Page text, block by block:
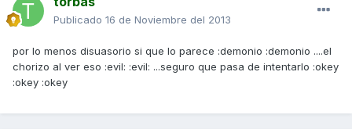
Publicado 16 de Noviembre del 2013
por lo menos disuasorio si que lo parece :demonio :demonio ....el
chorizo al ver eso :evil: :evil: ...seguro que pasa de intentarlo :okey
:okey :okey